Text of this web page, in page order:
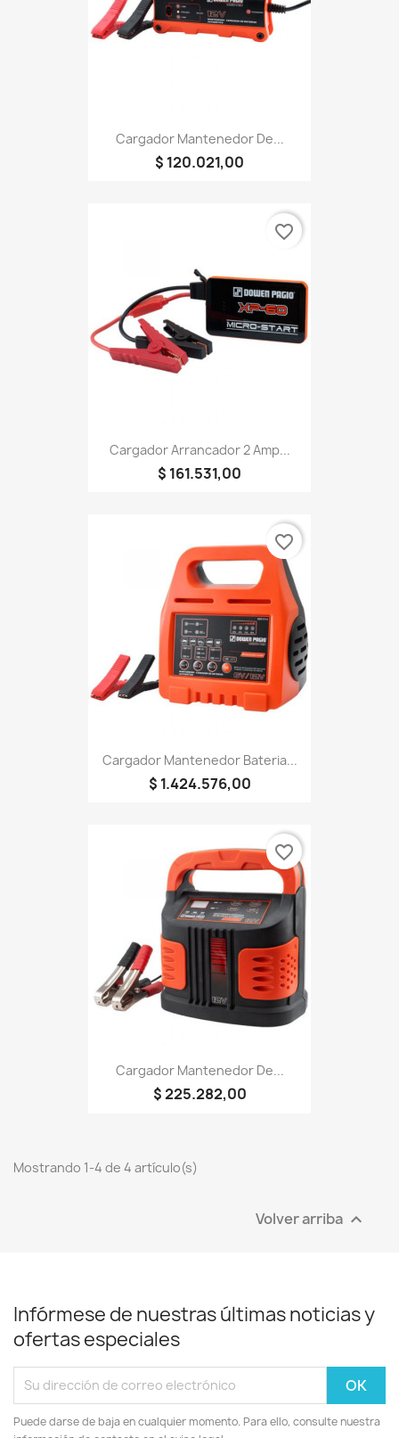
Cargador Mantenedor De...
$ 120.021,00
Cargador Arrancador 2 Amp...
$ 161.531,00
favorite_border
Cargador Mantenedor Bateria...
$ 1.424.576,00
favorite_border
Cargador Mantenedor De...
$ 225.282,00
favorite_border
Mostrando 1-4 de 4 artículo(s)
Volver arriba 
Infórmese de nuestras últimas noticias y
ofertas especiales
Puede darse de baja en cualquier momento. Para ello, consulte nuestra